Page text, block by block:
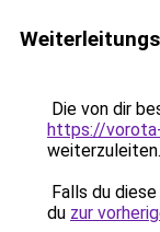
Die von dir
https://
weiterzuleiten.
Falls du
du zur